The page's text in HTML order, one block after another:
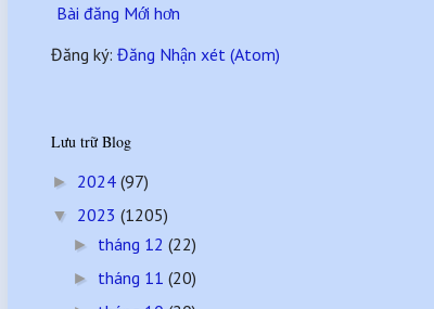
Bài đăng Mới hơn
Đăng ký: Đăng Nhận xét (Atom)
Lưu trữ Blog
► 2024 (97)
▼ 2023 (1205)
► tháng 12 (22)
► tháng 11 (20)